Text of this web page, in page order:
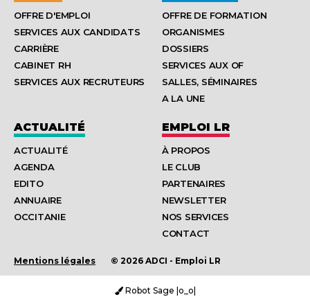
OFFRE D'EMPLOI
SERVICES AUX CANDIDATS
CARRIÈRE
CABINET RH
SERVICES AUX RECRUTEURS
OFFRE DE FORMATION
ORGANISMES
DOSSIERS
SERVICES AUX OF
SALLES, SÉMINAIRES
A LA UNE
ACTUALITÉ
ACTUALITÉ
AGENDA
EDITO
ANNUAIRE
OCCITANIE
EMPLOI LR
À PROPOS
LE CLUB
PARTENAIRES
NEWSLETTER
NOS SERVICES
CONTACT
Mentions légales © 2026 ADCI - Emploi LR
Robot Sage |o_o|